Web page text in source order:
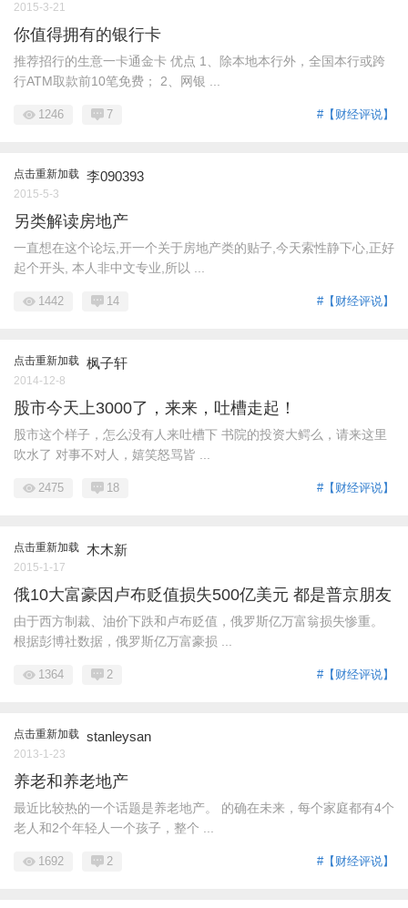
2015-3-21
你值得拥有的银行卡
推荐招行的生意一卡通金卡 优点 1、除本地本行外，全国本行或跨
行ATM取款前10笔免费； 2、网银 ...
#【财经评说】
1246 7
点击重新加载 李090393
2015-5-3
另类解读房地产
一直想在这个论坛,开一个关于房地产类的贴子,今天索性静下心,正好
起个开头, 本人非中文专业,所以 ...
#【财经评说】
1442 14
点击重新加载 枫子轩
2014-12-8
股市今天上3000了，来来，吐槽走起！
股市这个样子，怎么没有人来吐槽下 书院的投资大鳄么，请来这里
吹水了 对事不对人，嬉笑怒骂皆 ...
#【财经评说】
2475 18
点击重新加载 木木新
2015-1-17
俄10大富豪因卢布贬值损失500亿美元 都是普京朋友
由于西方制裁、油价下跌和卢布贬值，俄罗斯亿万富翁损失惨重。
根据彭博社数据，俄罗斯亿万富豪损 ...
#【财经评说】
1364 2
点击重新加载 stanleysan
2013-1-23
养老和养老地产
最近比较热的一个话题是养老地产。 的确在未来，每个家庭都有4个
老人和2个年轻人一个孩子，整个 ...
#【财经评说】
1692 2